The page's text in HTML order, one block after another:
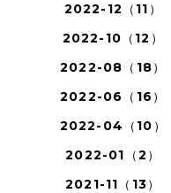
2022-12（11）
2022-10（12）
2022-08（18）
2022-06（16）
2022-04（10）
2022-01（2）
2021-11（13）